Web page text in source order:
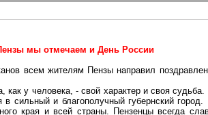
мы отмечаем и День России
всем жителям Пензы направил
как у человека, - свой характер и своя
сильный и благополучный губернский
края и всей страны. Пензенцы всегда